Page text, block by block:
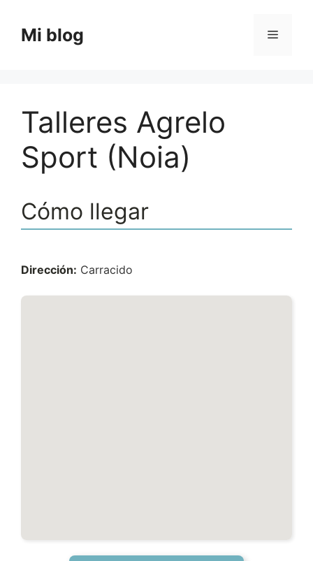
contenido
Mi blog Menú
Talleres Agrelo
Sport (Noia)
Cómo llegar
Dirección: Carracido